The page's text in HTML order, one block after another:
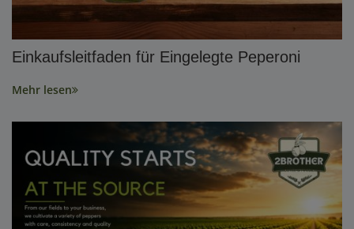
Einkaufsleitfaden für Eingelegte Peperoni
Mehr lesen